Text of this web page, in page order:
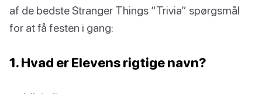
af de bedste Stranger Things “Trivia” spørgsmål
for at få festen i gang:
1. Hvad er Elevens rigtige navn?